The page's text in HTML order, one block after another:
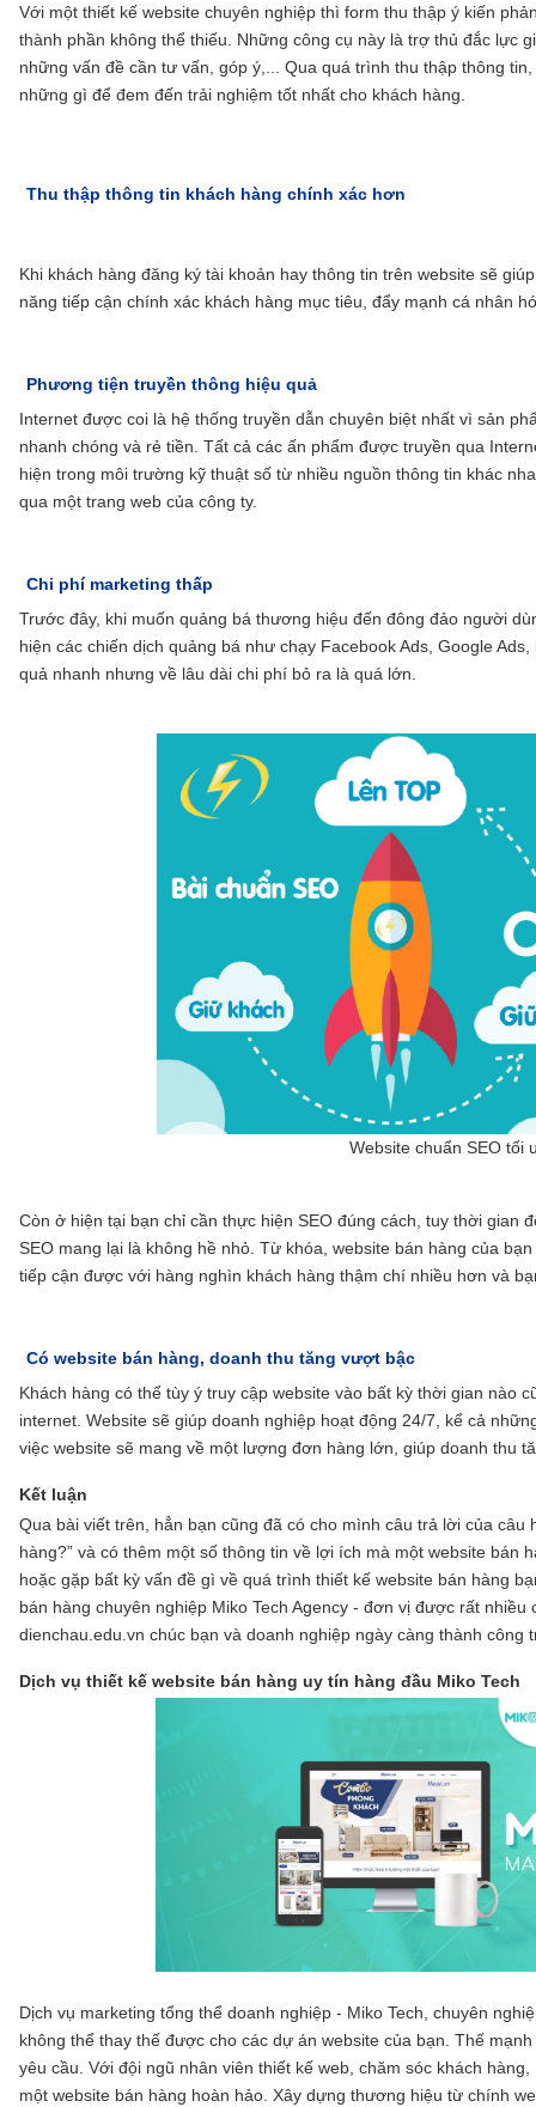
Với một thiết kế website chuyên nghiệp thì form thu thập ý kiến
thành phần không thể thiếu. Những công cụ này là trợ thủ đắc lực
những vấn đề cần tư vấn, góp ý,... Qua quá trình thu thập thông
những gì để đem đến trải nghiệm tốt nhất cho khách hàng.
Thu thập thông tin khách hàng chính xác hơn
Khi khách hàng đăng ký tài khoản hay thông tin trên website sẽ
năng tiếp cận chính xác khách hàng mục tiêu, đẩy mạnh cá nhân
Phương tiện truyền thông hiệu quả
Internet được coi là hệ thống truyền dẫn chuyên biệt nhất vì sản
nhanh chóng và rẻ tiền. Tất cả các ấn phẩm được truyền qua
hiện trong môi trường kỹ thuật số từ nhiều nguồn thông tin khác
qua một trang web của công ty.
Chi phí marketing thấp
Trước đây, khi muốn quảng bá thương hiệu đến đông đảo người
hiện các chiến dịch quảng bá như chạy Facebook Ads, Google
quả nhanh nhưng về lâu dài chi phí bỏ ra là quá lớn.
Website chuẩn SEO tối
Còn ở hiện tại bạn chỉ cần thực hiện SEO đúng cách, tuy thời gian
SEO mang lại là không hề nhỏ. Từ khóa, website bán hàng của
tiếp cận được với hàng nghìn khách hàng thậm chí nhiều hơn và
Có website bán hàng, doanh thu tăng vượt bậc
Khách hàng có thể tùy ý truy cập website vào bất kỳ thời gian nào
internet. Website sẽ giúp doanh nghiệp hoạt động 24/7, kể cả
việc website sẽ mang về một lượng đơn hàng lớn, giúp doanh thu
Kết luận
Qua bài viết trên, hẳn bạn cũng đã có cho mình câu trả lời của
hàng?” và có thêm một số thông tin về lợi ích mà một website bán
hoặc gặp bất kỳ vấn đề gì về quá trình thiết kế website bán hàng
bán hàng chuyên nghiệp Miko Tech Agency - đơn vị được rất
dienchau.edu.vn chúc bạn và doanh nghiệp ngày càng thành
Dịch vụ thiết kế website bán hàng uy tín hàng đầu Miko Tech
Dịch vụ marketing tổng thể doanh nghiệp - Miko Tech , chuyên
không thể thay thế được cho các dự án website của bạn. Thế
yêu cầu. Với đội ngũ nhân viên thiết kế web, chăm sóc khách
một website bán hàng hoàn hảo. Xây dựng thương hiệu từ chính